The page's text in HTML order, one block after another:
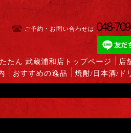
ご予約・お問い合わせは 048-
店
たん 武蔵浦和店トップページ
焼酎/日本酒/ド
おすすめの逸品